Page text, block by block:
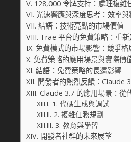
128,000 令牌支持：處理複雜
光速響應與深度思考：效率
結語：技術亮點的市場價值
Trae 平台的免費策略：重
免費模式的市場影響：競爭格
免費策略的應用場景與實際價
結語：免費策略的長遠影響
開發者的熱烈反饋：Claude
Claude 3.7 的應用場景：從
1. 代碼生成與調試
2. 複雜任務規劃
3. 教育與學習
開發者社群的未來展望